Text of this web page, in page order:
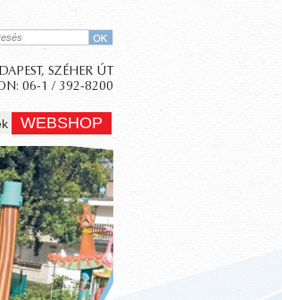
WEBSHOP